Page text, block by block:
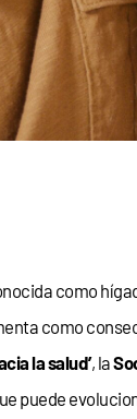
como
como
la salud’, la
puede